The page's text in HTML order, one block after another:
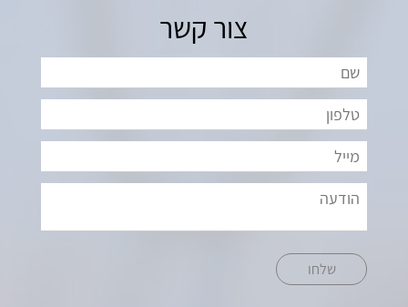
צור קשר
שלחו